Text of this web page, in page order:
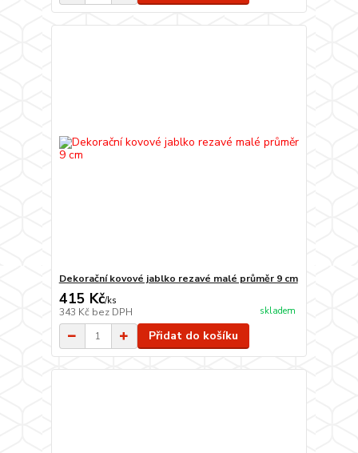
Dekorační kovové jablko rezavé malé průměr 9 cm
415 Kč/ks
343 Kč bez DPH skladem
Přidat do košíku